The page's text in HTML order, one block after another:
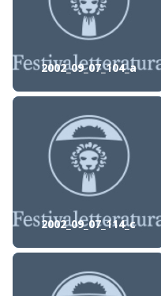
2002_09_07_104_a
2002_09_07_114_c